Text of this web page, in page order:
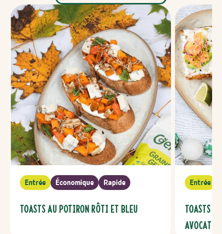
Entrée Économique Rapide
Toasts au potiron rôti et bleu
Entrée
Toasts
avocat